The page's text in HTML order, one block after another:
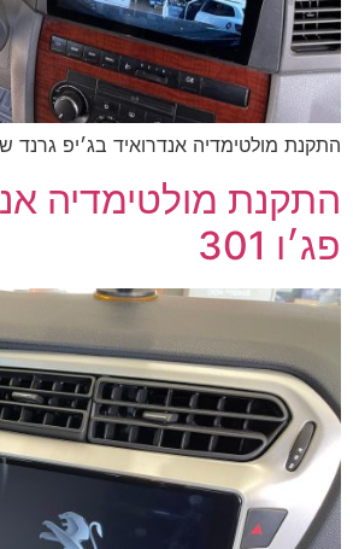
התקנת מולטימדיה אנדרואיד בג׳יפ גרנד
התקנת מולטימדיה
פג׳ו 301